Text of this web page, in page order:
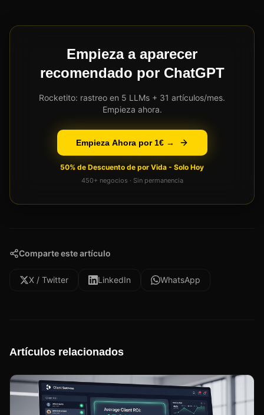
Empieza a aparecer
recomendado por ChatGPT
Rocketito: rastreo en 5 LLMs + 31 artículos/mes.
Empieza ahora.
Empieza Ahora por 1€ →
50% de Descuento de por Vida - Solo Hoy
450+ negocios · Sin permanencia
Comparte este artículo
X / Twitter LinkedIn WhatsApp
Artículos relacionados